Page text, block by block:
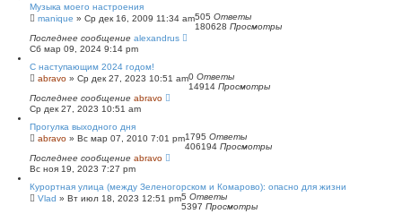
Музыка моего настроения
manique » Ср дек 16, 2009 11:34 am505 Ответы
180628 Просмотры
Последнее сообщение alexandrus
Сб мар 09, 2024 9:14 pm
С наступающим 2024 годом!
abravo » Ср дек 27, 2023 10:51 am0 Ответы
14914 Просмотры
Последнее сообщение abravo
Ср дек 27, 2023 10:51 am
Прогулка выходного дня
abravo » Вс мар 07, 2010 7:01 pm1795 Ответы
406194 Просмотры
Последнее сообщение abravo
Вс ноя 19, 2023 7:27 pm
Курортная улица (между Зеленогорском и Комарово): опасно для жизни
Vlad » Вт июл 18, 2023 12:51 pm5 Ответы
5397 Просмотры